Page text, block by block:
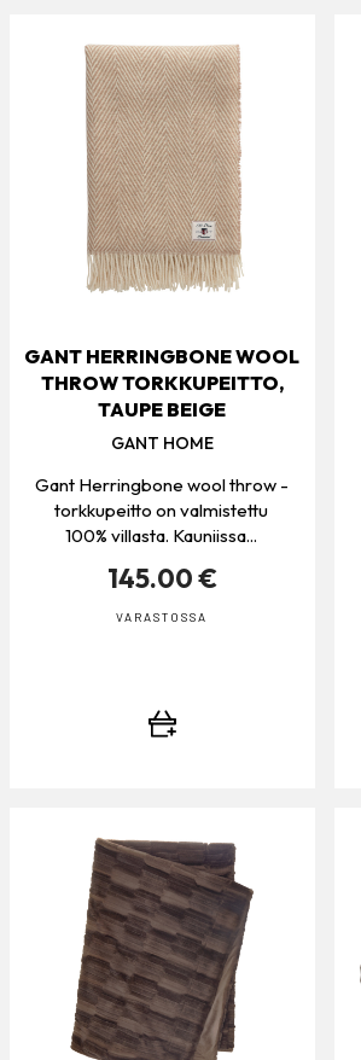
GANT HERRINGBONE WOOL
THROW TORKKUPEITTO,
TAUPE BEIGE
GANT HOME
Gant Herringbone wool throw -
torkkupeitto on valmistettu
100% villasta. Kauniissa...
145.00 €
VARASTOSSA